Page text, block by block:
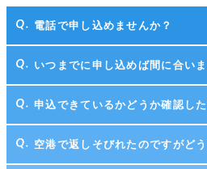
電話で申し込めませんか？
いつまでに申し込めば間に合い
申込できているかどうか確認した
空港で返しそびれたのですがど